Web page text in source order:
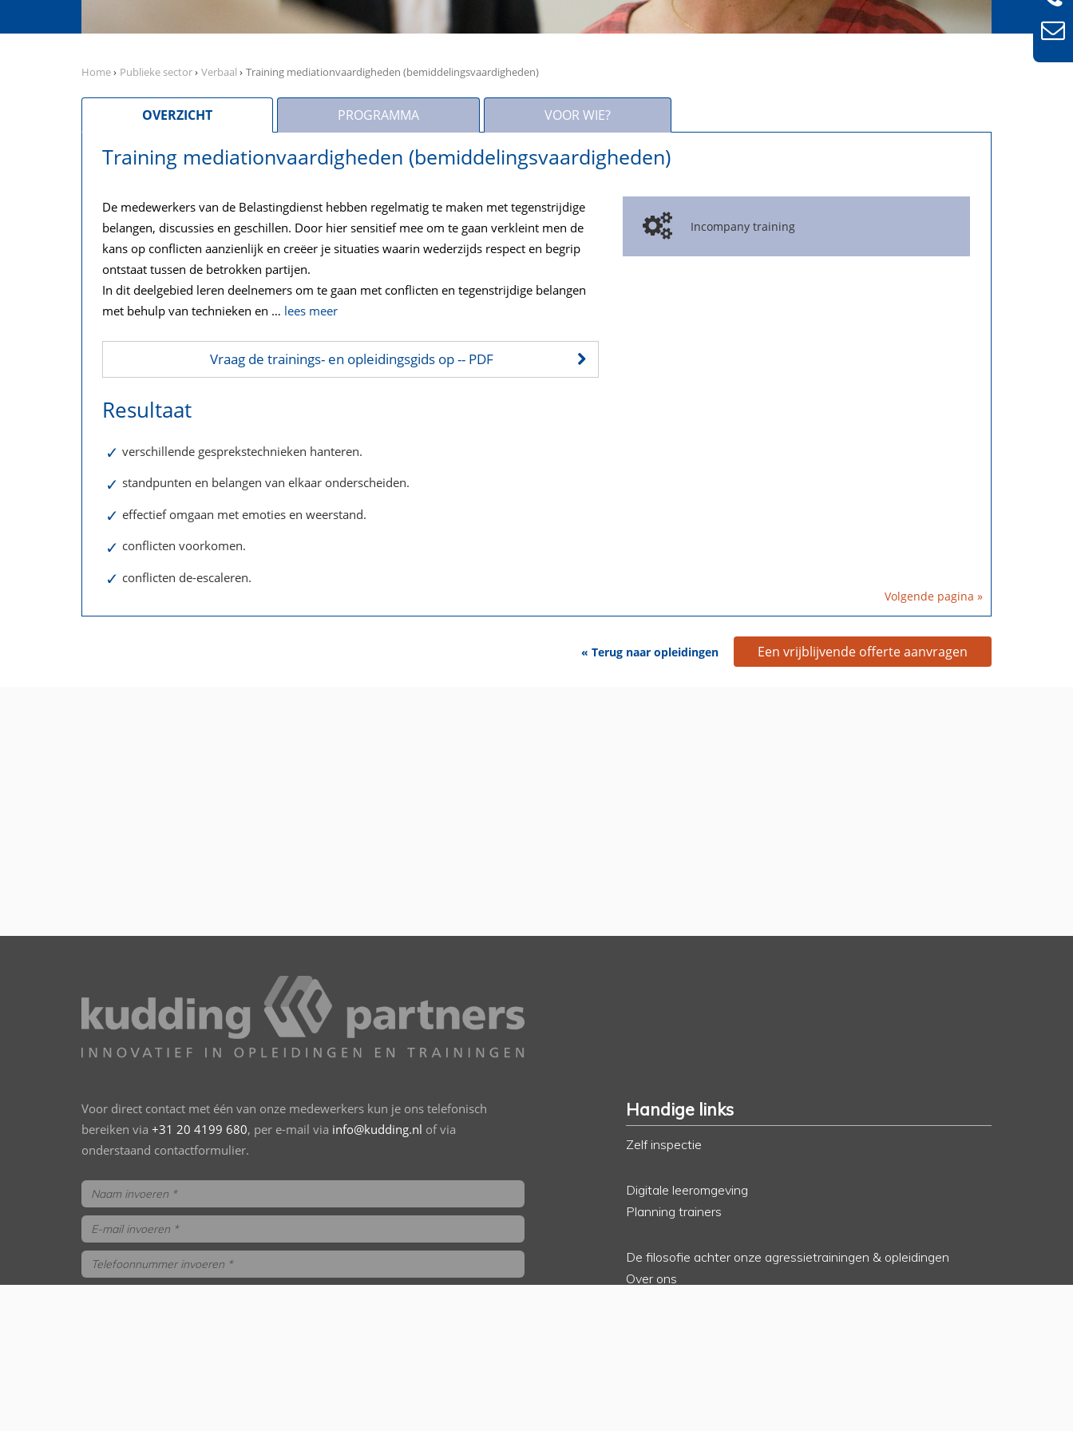
Home› Publieke sector› Verbaal › Training mediationvaardigheden (bemiddelingsvaardigheden)
OVERZICHT PROGRAMMA VOOR WIE?
Training mediationvaardigheden (bemiddelingsvaardigheden)
De medewerkers van de Belastingdienst hebben regelmatig te maken met tegenstrijdige
belangen, discussies en geschillen. Door hier sensitief mee om te gaan verkleint men de
kans op conflicten aanzienlijk en creëer je situaties waarin wederzijds respect en begrip
ontstaat tussen de betrokken partijen.
In dit deelgebied leren deelnemers om te gaan met conflicten en tegenstrijdige belangen
met behulp van technieken en … lees meer
Vraag de trainings- en opleidingsgids op-- PDF
Resultaat
✓ verschillende gesprekstechnieken hanteren.
✓ standpunten en belangen van elkaar onderscheiden.
✓ effectief omgaan met emoties en weerstand.
✓ conflicten voorkomen.
✓ conflicten de-escaleren.
Incompany training
Volgende pagina »
« Terug naar opleidingen Een vrijblijvende offerte aanvragen
Voor direct contact met één van onze medewerkers kun je ons telefonisch
bereiken via +31 20 4199 680, per e-mail via info@kudding.nl of via
onderstaand contactformulier.
Handige links
Zelf inspectie
Digitale leeromgeving
Planning trainers
De filosofie achter onze agressietrainingen & opleidingen
Over ons